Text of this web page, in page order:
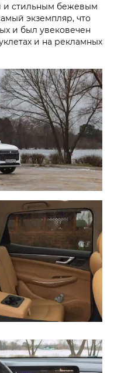
стильным бежевым
экземпляр, что
и был увековечен
и на рекламных